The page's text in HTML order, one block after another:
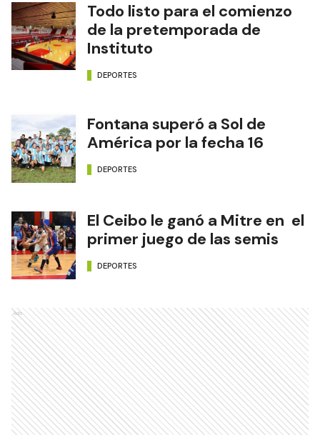
Todo listo para el comienzo
de la pretemporada de
Instituto
DEPORTES
Fontana superó a Sol de
América por la fecha 16
DEPORTES
El Ceibo le ganó a Mitre en el
primer juego de las semis
DEPORTES
Ads